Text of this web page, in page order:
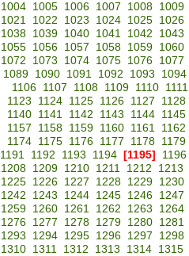
1004 1005 1006 1007 1008 1009
1021
1022 1023 1024 1025 1026
1038
1039 1040 1041 1042 1043
1055
1056 1057 1058 1059 1060
1072
1073 1074 1075 1076 1077
1089
1090 1091 1092 1093 1094
1106
1107 1108 1109 1110 1111
1123
1124 1125 1126 1127 1128
1140 1141 1142 1143 1144 1145
1157
1158 1159 1160 1161 1162
1174 1175 1176 1177 1178 1179
1191 1192 1193 1194 [1195] 1196
1208 1209 1210 1211 1212 1213
1225
1226 1227 1228 1229 1230
1242
1243 1244 1245 1246 1247
1259
1260 1261 1262 1263 1264
1276
1277 1278 1279 1280 1281
1293
1294 1295 1296 1297 1298
1310 1311 1312 1313 1314 1315